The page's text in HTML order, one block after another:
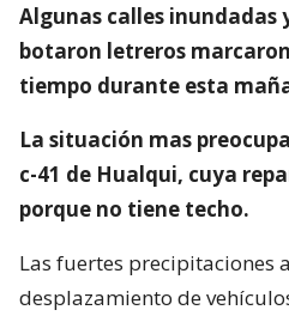
Algunas calles inundadas
botaron letreros
tiempo durante esta
La situación mas
c-41 de Hualqui, cuya
porque no tiene techo.
Las fuertes precipitaciones
desplazamiento de